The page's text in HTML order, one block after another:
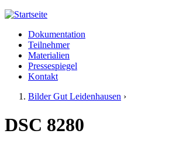
Jump to navigation
Meißner 2013
Hauptmenü
Dokumentation
Teilnehmer
Materialien
Pressespiegel
Kontakt
Bilder Gut Leidenhausen ›
DSC 8280